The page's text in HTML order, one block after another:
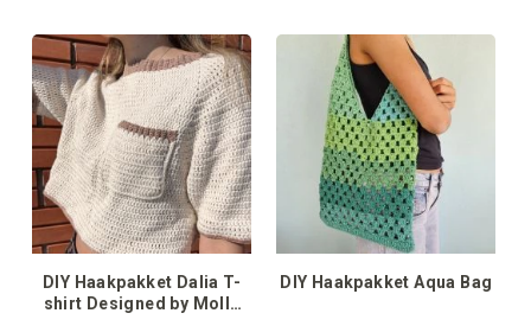
aan
verlanglijstje
aan
DIY Haakpakket Dalia T-
shirt Designed by Molla
DIY Haakpakket Aqua Bag